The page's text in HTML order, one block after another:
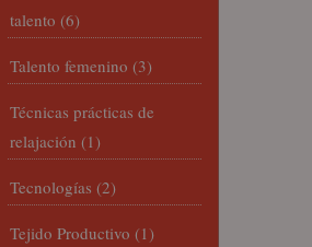
talento (6)
Talento femenino (3)
Técnicas prácticas de
relajación (1)
Tecnologías (2)
Tejido Productivo (1)